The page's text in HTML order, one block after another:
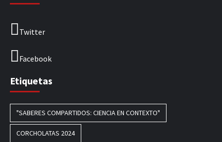
Twitter
Facebook
Etiquetas
"SABERES COMPARTIDOS: CIENCIA EN CONTEXTO"
CORCHOLATAS 2024